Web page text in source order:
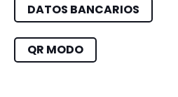
DATOS BANCARIOS
QR MODO